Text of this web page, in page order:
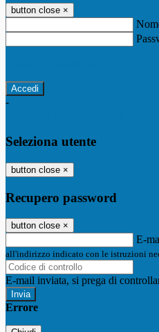
button close ×
-
Seleziona utente
button close ×
Recupero password
button close ×
E-
all'indirizzo indicato con le istruzioni
E-mail inviata, si prega di
Errore